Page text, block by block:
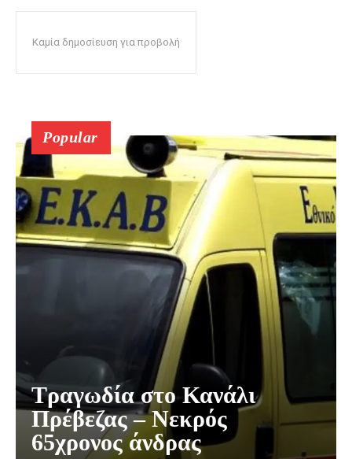
Καμία δημοσίευση για προβολή
Popular
Τραγωδία στο Κανάλι
Πρέβεζας – Νεκρός
65χρονος άνδρας